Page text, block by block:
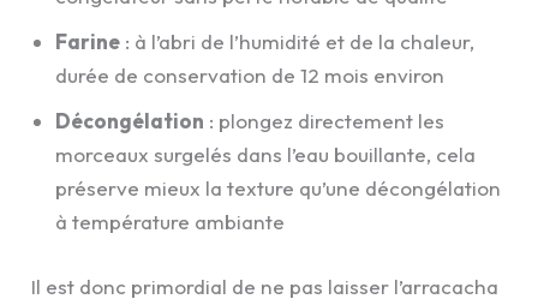
Farine : à l’abri de l’humidité et de la chaleur,
durée de conservation de 12 mois environ
Décongélation : plongez directement les
morceaux surgelés dans l’eau bouillante, cela
préserve mieux la texture qu’une décongélation
à température ambiante
Il est donc primordial de ne pas laisser l’arracacha